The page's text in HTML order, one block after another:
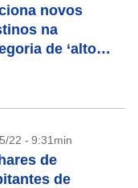
novos
na
de ‘alto
22 - 9:31min
de
de